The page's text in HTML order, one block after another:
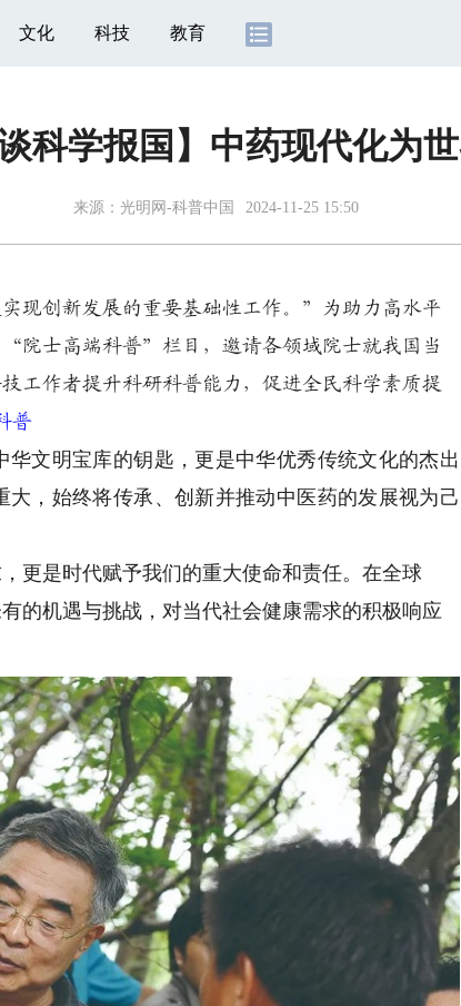
文化 科技 教育
谈科学报国】中药现代化为
来源： 光明网-科普中国 2024-11-25 15:50
现创新发展的重要基础性工作。”为助力高水平
院士高端科普”栏目，邀请各领域院士就我国当
工作者提升科研科普能力，促进全民科学素质提
普
文明宝库的钥匙，更是中华优秀传统文化的杰出
，始终将传承、创新并推动中医药的发展视为己
是时代赋予我们的重大使命和责任。在全球
的机遇与挑战，对当代社会健康需求的积极响应